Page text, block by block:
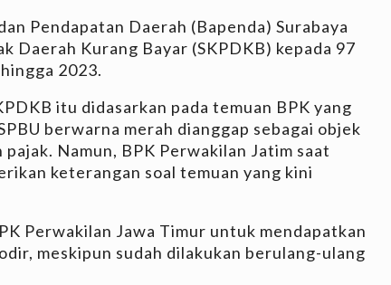
Pendapatan Daerah (Bapenda) Surabaya
Daerah Kurang Bayar (SKPDKB) kepada 97
2023.
itu didasarkan pada temuan BPK yang
berwarna merah dianggap sebagai objek
Namun, BPK Perwakilan Jatim saat
keterangan soal temuan yang kini
Perwakilan Jawa Timur untuk mendapatkan
meskipun sudah dilakukan berulang-ulang